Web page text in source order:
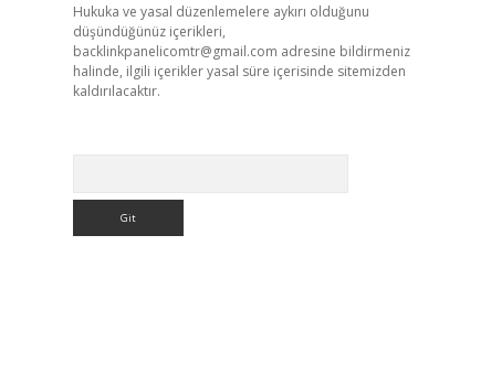
Hukuka ve yasal düzenlemelere aykırı olduğunu
düşündüğünüz içerikleri,
backlinkpanelicomtr@gmail.com adresine bildirmeniz
halinde, ilgili içerikler yasal süre içerisinde sitemizden
kaldırılacaktır.